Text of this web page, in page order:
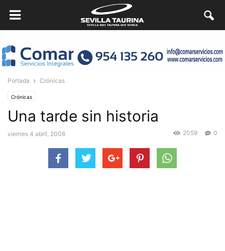
Portada Crónicas
Crónicas
Una tarde sin historia
viernes 4 abril, 2008 0
2059